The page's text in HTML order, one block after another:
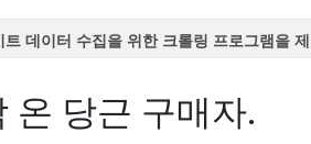
트 데이터 수집을 위한 크롤링 프로그램을
데이터 수집을 위한 크롤링 프로그램을 제
온 당근 구매자.